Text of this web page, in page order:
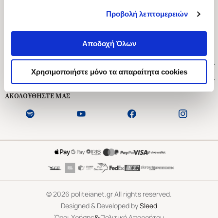
Προβολή λεπτομερειών
Αποδοχή Όλων
Χρησιμοποιήστε μόνο τα απαραίτητα cookies
Ασκληπιού 1-3, Αθήνα 106 79
Δευτέρα - Παρασκευή 09:00-21:00
Εξυπηρέτηση Πελατών
ΑΚΟΛΟΥΘΗΣΤΕ ΜΑΣ
©2026 politeianet.gr All rights reserved.
Designed & Developed bySleed